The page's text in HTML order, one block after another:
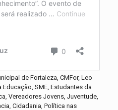
de Fortaleza, CMFor, Leo
SME, Estudantes da
Vereadores Jovens, Juventude,
Cidadania, Política nas